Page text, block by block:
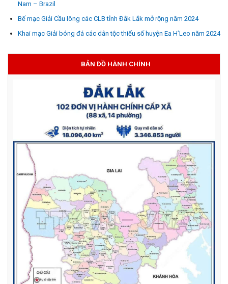
Nam – Brazil
Bế mạc Giải Cầu lông các CLB tỉnh Đắk Lắk mở rộng năm 2024
Khai mạc Giải bóng đá các dân tộc thiểu số huyện Ea H’Leo năm 2024
BẢN ĐỒ HÀNH CHÍNH